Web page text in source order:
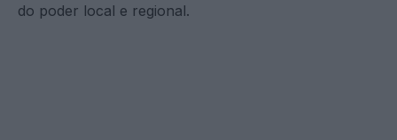
do poder local e regional.